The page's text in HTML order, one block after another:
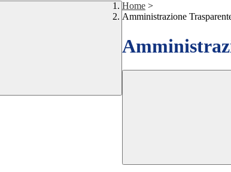
Home >
Amministrazione